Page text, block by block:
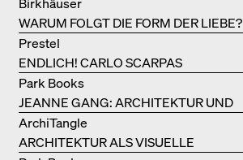
WARUM FOLGT DIE FORM DER LIEBE?
ENDLICH! CARLO SCARPAS
GESAMTWERK
Prestel
JEANNE GANG: ARCHITEKTUR UND
DIE KUNST DES PFROPFENS
Park Books
ARCHITEKTUR ALS VISUELLE
ArchiTangle